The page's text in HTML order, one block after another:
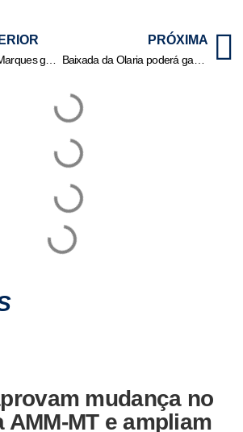
Porto Real: Ailton Marques garante que seus votos serão válidos e mantém confiança na revisão judicial
PRÓXIMA
Baixada da Olaria poderá ganhar área de lazer com Academia de Ginástica
mudança no
AMM-MT e ampliam